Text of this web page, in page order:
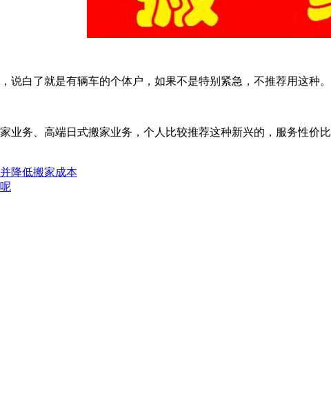
白了就是有辆车的个体户，如果不是特别紧急，不推荐用这种。
业务、高端日式搬家业务，个人比较推荐这种新兴的，服务性价
降低搬家成本